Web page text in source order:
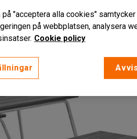
på "acceptera alla cookies"
på webbplatsen, analysera
Cookie policy